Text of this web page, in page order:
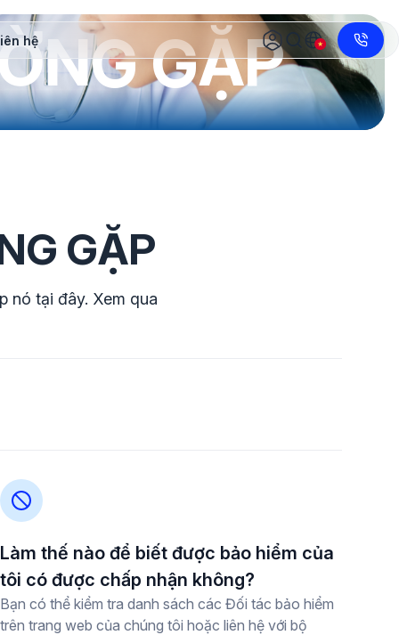
hệ GẶP
GẶP
nó tại đây. Xem qua
Làm thế nào để biết được bảo hiểm của
tôi có được chấp nhận không?
Bạn có thể kiểm tra danh sách các Đối tác bảo hiểm
trên trang web của chúng tôi hoặc liên hệ với bộ